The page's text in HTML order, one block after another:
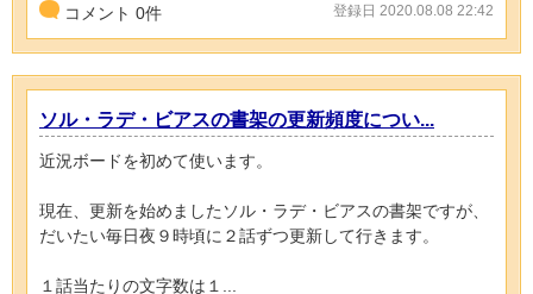
コメント 0件 登録日 2020.08.08 22:42
ソル・ラデ・ビアスの書架の更新頻度につい...
近況ボードを初めて使います。
現在、更新を始めましたソル・ラデ・ビアスの書架ですが、
だいたい毎日夜９時頃に２話ずつ更新して行きます。
１話当たりの文字数は１...